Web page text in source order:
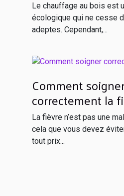
Le chauffage au bois est
écologique qui ne cesse
adeptes. Cependant,...
Comment
correctement la
La fièvre n’est pas une
cela que vous devez
tout prix...